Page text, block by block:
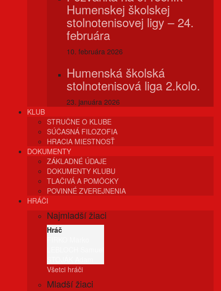
Humenskej školskej
stolnotenisovej ligy – 24.
februára
10. februára 2026
Humenská školská
stolnotenisová liga 2.kolo.
23. januára 2026
KLUB
STRUČNE O KLUBE
SÚČASNÁ FILOZOFIA
HRACIA MIESTNOSŤ
DOKUMENTY
ZÁKLADNÉ ÚDAJE
DOKUMENTY KLUBU
TLAČIVÁ A POMÔCKY
POVINNÉ ZVEREJNENIA
HRÁČI
Najmladší žiaci
Hráč
Všetci hráči
Mladší žiaci